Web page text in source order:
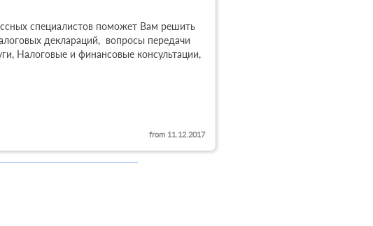
специалистов поможет Вам решить
деклараций,  вопросы передачи
Налоговые и финансовые консультации,
from 11.12.2017